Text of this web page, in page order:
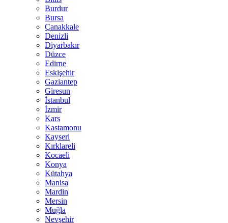
Burdur
Bursa
Çanakkale
Denizli
Diyarbakır
Düzce
Edirne
Eskişehir
Gaziantep
Giresun
İstanbul
İzmir
Kars
Kastamonu
Kayseri
Kırklareli
Kocaeli
Konya
Kütahya
Manisa
Mardin
Mersin
Muğla
Nevşehir